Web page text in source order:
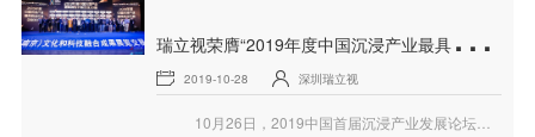
瑞
立视荣膺“2019年度中国沉浸产业最具商业价值企业30强”
2019-10-28 深圳瑞立视